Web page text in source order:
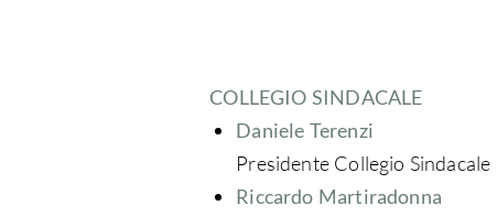
COLLEGIO SINDACALE
Daniele Terenzi
Presidente Collegio Sindacale
Riccardo Martiradonna